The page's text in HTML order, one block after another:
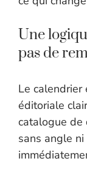
Une
pas de
Le
éditoriale
catalogue de
sans angle ni